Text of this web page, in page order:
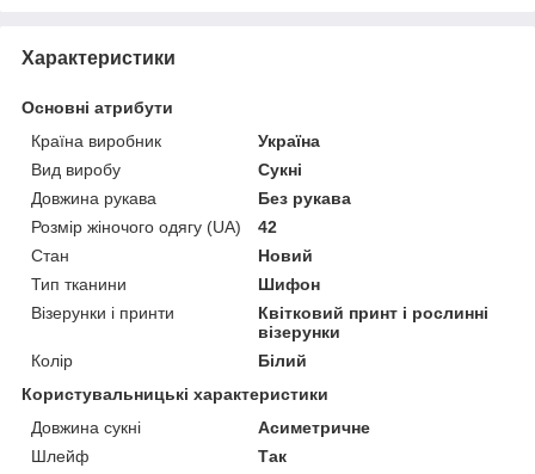
Характеристики
Основні атрибути
Країна виробник
Україна
Вид виробу
Сукні
Довжина рукава
Без рукава
Розмір жіночого одягу (UA)
42
Стан
Новий
Тип тканини
Шифон
Візерунки і принти
Квітковий принт і рослинні
візерунки
Колір
Білий
Користувальницькі характеристики
Довжина сукні
Асиметричне
Шлейф
Так